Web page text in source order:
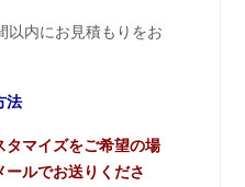
以内にお見積もりをお
法
タマイズをご希望の場
ルでお送りくださ